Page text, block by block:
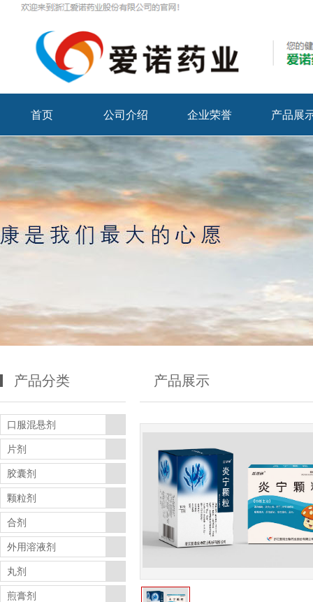
首页 公司介绍 企业荣誉 产品展
产品分类
口服混悬剂
片剂
胶囊剂
颗粒剂
合剂
外用溶液剂
丸剂
煎膏剂
产品展示